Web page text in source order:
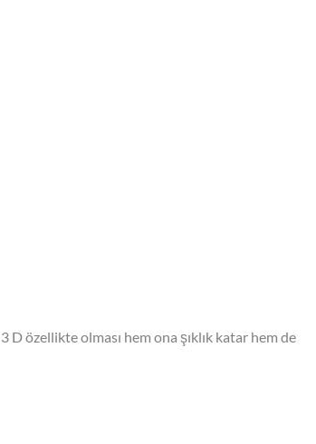
D özellikte olması hem ona şıklık katar hem de